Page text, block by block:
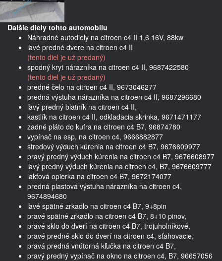
Dalšie diely tohto automobilu
Náhradné autodiely na citroen c4 II 1,6 16V, 88kw
ľavé predné dvere na citroen c4 II
(tento diel je už predaný)
spodný kryt nárazníka na citroen c4 II, 9687422580
(tento diel je už predaný)
predné čelo na citroen c4 II, 9673046277
predná výstuha nárazníka na citroen c4 II, 9687296680
ľavý predný blatník na citroen c4 II,
kastlík na citroen c4 II, odkladacia skrinka, 9671471177
zadné pláto do kufra na citroen c4 B7, 96874780
vypínač na esp, na citroen c4, 9666882877
stredový výduch kúrenia na citroen c4 B7, 9676609977
pravý predný výduch kúrenia na citroen c4 B7, 9676608977
ľavý predný výduch kúrenia na citroen c4, B7, 9676609777
lakťová opierka na citroen c4 B7, 9672174077
predná plastová výstuha nárazníka na citroen c4,
9674894680
ľavé spätné zrkadlo na citroen c4 B7, 9+8pin
pravé spätné zrkadlo na citroen c4 B7, 8+10 pinov,
pravé sklo do dverí na citroen c4 B7, trojuholníkové,
pravé predné sklo do dverí na citroen c4, sťahovacie,
pravá predná vnútorná kľučka na citroen c4 B7,
pravý predný vypínač na okno na citroen c4, B7, 96657056